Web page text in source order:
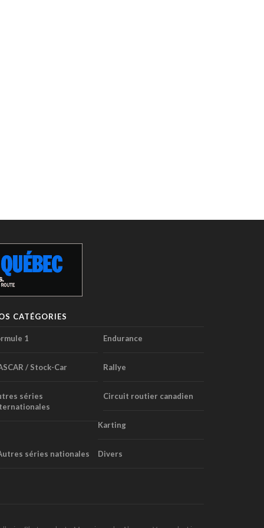
CATÉGORIES
1 Endurance
/ Stock-Car Rallye
séries
Circuit routier canadien
Karting
séries nationales Divers